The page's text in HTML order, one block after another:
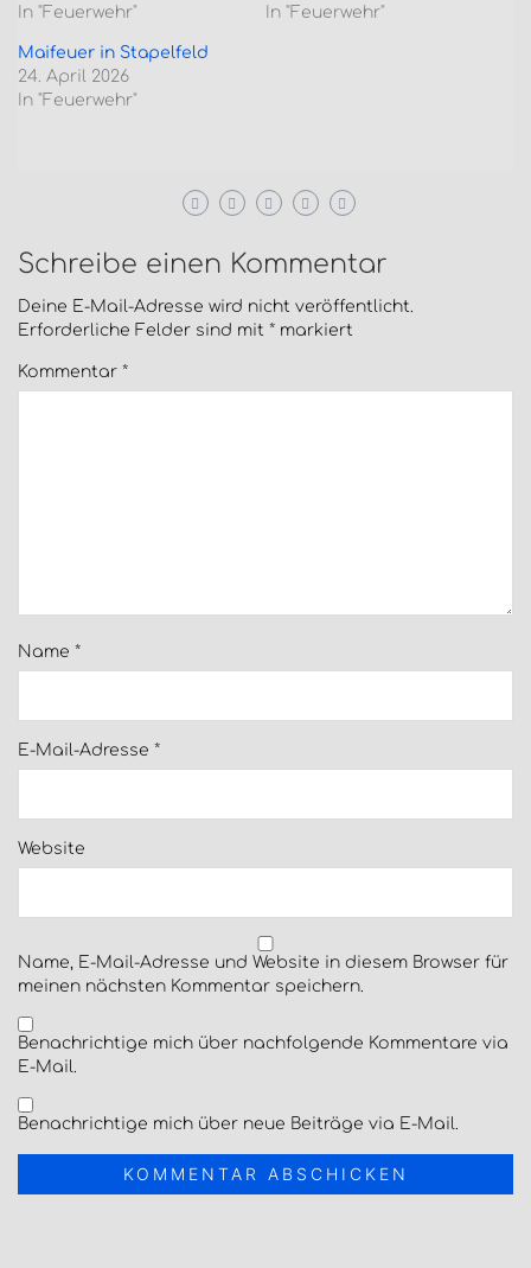
In "Feuerwehr"
In "Feuerwehr"
Maifeuer in Stapelfeld
24. April 2026
In "Feuerwehr"
Schreibe einen Kommentar
Deine E-Mail-Adresse wird nicht veröffentlicht.
Erforderliche Felder sind mit * markiert
Kommentar *
Name *
E-Mail-Adresse *
Website
Name, E-Mail-Adresse und Website in diesem Browser für
meinen nächsten Kommentar speichern.
Benachrichtige mich über nachfolgende Kommentare via
E-Mail.
Benachrichtige mich über neue Beiträge via E-Mail.